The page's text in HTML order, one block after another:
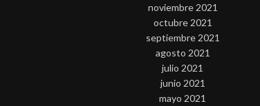
noviembre 2021
octubre 2021
septiembre 2021
agosto 2021
julio 2021
junio 2021
mayo 2021